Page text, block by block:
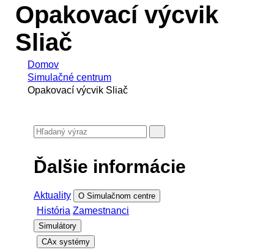
Opakovací výcvik
Sliač
Domov
Simulačné centrum
Opakovací výcvik Sliač
Ďalšie informácie
Aktuality O Simulačnom centre
História Zamestnanci
Simulátory
CAx systémy